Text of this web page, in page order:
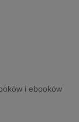
i ebooków